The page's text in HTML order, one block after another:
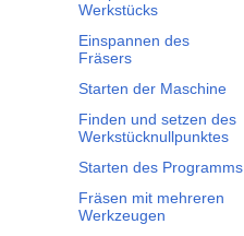
Werkstücks
Einspannen des
Fräsers
Starten der Maschine
Finden und setzen des
Werkstücknullpunktes
Starten des Programms
Fräsen mit mehreren
Werkzeugen